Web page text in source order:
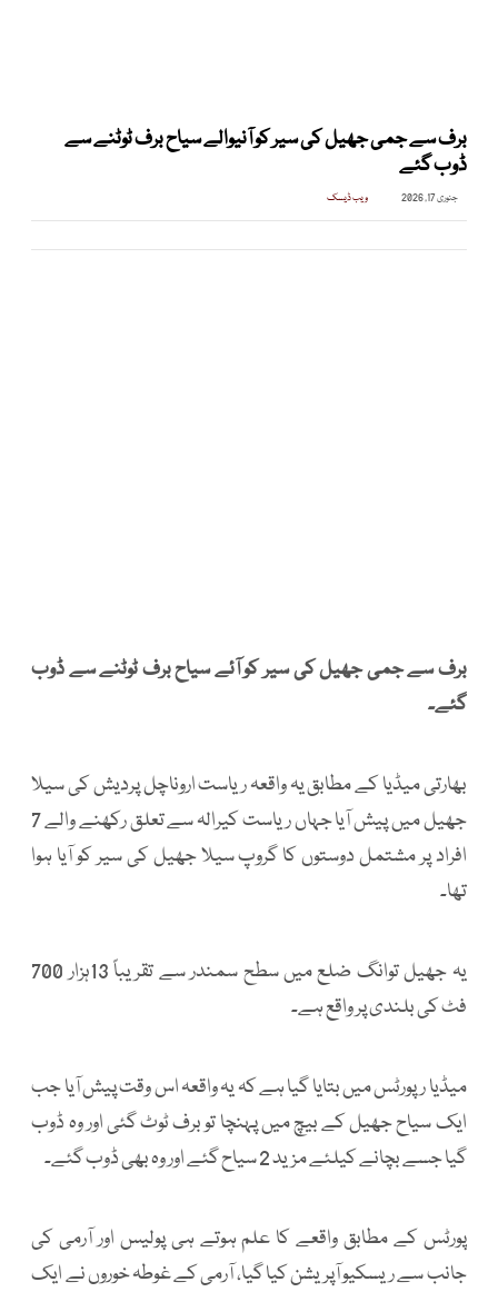
برف سے جمی جھیل کی سیر کو آنیوالے سیاح برف ٹوٹنے سے
ڈوب گئے
جنوری 17, 2026 ویب ڈیسک
برف سے جمی جھیل کی سیر کو آئے سیاح برف ٹوٹنے سے ڈوب
گئے۔
بھارتی میڈیا کے مطابق یہ واقعہ ریاست اروناچل پردیش کی سیلا
جھیل میں پیش آیا جہاں ریاست کیرالہ سے تعلق رکھنے والے 7
افراد پر مشتمل دوستوں کا گروپ سیلا جھیل کی سیر کو آیا ہوا
تھا۔
یہ جھیل توانگ ضلع میں سطح سمندر سے تقریباً 13ہزار 700
فٹ کی بلندی پر واقع ہے۔
میڈیا رپورٹس میں بتایا گیا ہے کہ یہ واقعہ اس وقت پیش آیا جب
ایک سیاح جھیل کے بیچ میں پہنچا تو برف ٹوٹ گئی اور وہ ڈوب
گیا جسے بچانے کیلئے مزید 2 سیاح گئے اور وہ بھی ڈوب گئے۔
پورٹس کے مطابق واقعے کا علم ہوتے ہی پولیس اور آرمی کی
جانب سے ریسکیو آپریشن کیا گیا، آرمی کے غوطہ خوروں نے ایک